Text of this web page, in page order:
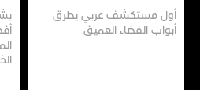
أول مستكشف عربي يطرق
أبواب الفضاء العميق